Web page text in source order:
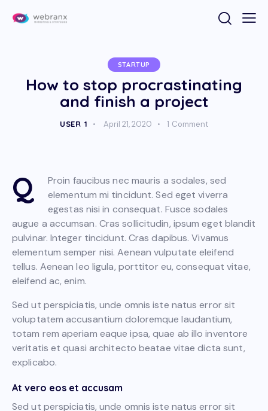
STARTUP
How to stop procrastinating
and finish a project
USER 1 April 21, 2020 1 Comment
Q
Proin faucibus nec mauris a sodales, sed
elementum mi tincidunt. Sed eget viverra
egestas nisi in consequat. Fusce sodales
augue a accumsan. Cras sollicitudin, ipsum eget blandit
pulvinar. Integer tincidunt. Cras dapibus. Vivamus
elementum semper nisi. Aenean vulputate eleifend
tellus. Aenean leo ligula, porttitor eu, consequat vitae,
eleifend ac, enim.
Sed ut perspiciatis, unde omnis iste natus error sit
voluptatem accusantium doloremque laudantium,
totam rem aperiam eaque ipsa, quae ab illo inventore
veritatis et quasi architecto beatae vitae dicta sunt,
explicabo.
At vero eos et accusam
Sed ut perspiciatis, unde omnis iste natus error sit